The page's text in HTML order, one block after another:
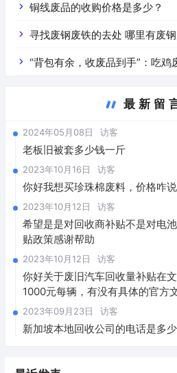
铜线废品的收购价格是多少？
寻找废钢废铁的去处 哪
“背包有余，收废品到手”：吃
最新留
2024年05月08日 访客
老板旧被套多少钱一斤
2023年10月16日 访客
你好我想买珍珠棉废料，价格咋说
2023年10月12日 访客
希望是是对回收商补贴不是对电
贴政策感谢帮助
2023年10月12日 访客
你好关于废旧汽车回收量补贴在
1000元每辆，有没有具体的官方
2023年09月23日 访客
新加坡本地回收公司的电话是多少